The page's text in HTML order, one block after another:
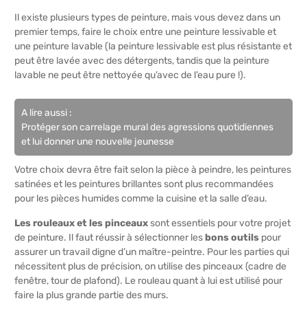
Il existe plusieurs types de peinture, mais vous devez dans un
premier temps, faire le choix entre une peinture lessivable et
une peinture lavable (la peinture lessivable est plus résistante et
peut être lavée avec des détergents, tandis que la peinture
lavable ne peut être nettoyée qu’avec de l’eau pure !).
A lire aussi :
Protéger son carrelage mural des agressions quotidiennes
et lui donner une nouvelle jeunesse
Votre choix devra être fait selon la pièce à peindre, les peintures
satinées et les peintures brillantes sont plus recommandées
pour les pièces humides comme la cuisine et la salle d’eau.
Les rouleaux et les pinceauxsont essentiels pour votre projet
de peinture. Il faut réussir à sélectionner lesbons outils pour
assurer un travail digne d’un maître-peintre. Pour les parties qui
nécessitent plus de précision, on utilise des pinceaux (cadre de
fenêtre, tour de plafond). Le rouleau quant à lui est utilisé pour
faire la plus grande partie des murs.